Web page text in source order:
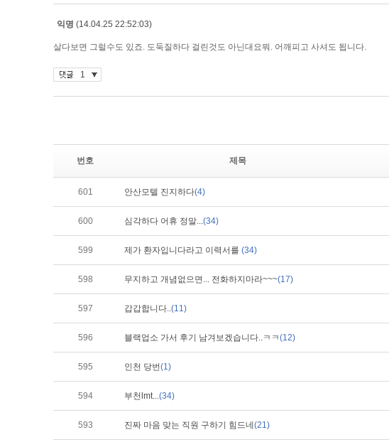
번호 제목
601 안산모텔 진지하다(4)
600 심각하다 어휴 정말...(34)
599 제가 환자입니다라고 이력서를 (34)
598 무지하고 개념없으면... 전화하지마라~~~(17)
597 갑갑합니다..(11)
596 블랙업소 가서 후기 남겨보겠습니다..ㅋㅋ(12)
595 인천 당번(1)
594 부천lmt...(34)
593 진짜 마음 맞는 직원 구하기 힘드네 (21)